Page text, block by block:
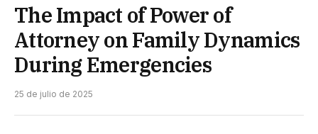
The Impact of Power of
Attorney on Family Dynamics
During Emergencies
25 de julio de 2025